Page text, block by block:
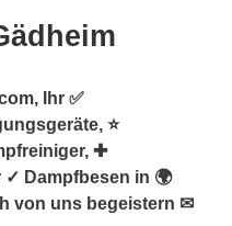
Ihr ✅
⭐
✚
Dampfbesen in 🌍
von uns begeistern ✉